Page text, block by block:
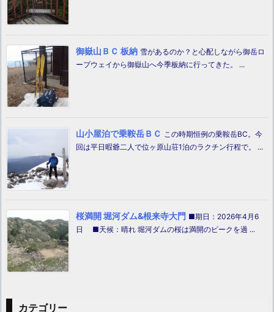
御嶽山ＢＣ 板納 雪があるのか？と心配しながら御岳ロ
ープウェイから御嶽山へ今季板納に行ってきた。 ...
山小屋泊で乗鞍岳ＢＣ この時期恒例の乗鞍岳BC。今
回は平日暇爺二人で位ヶ原山荘1泊のラクチン行程で。 ...
桜満開 堀河ダム&根来寺大門 ■期日：2026年4月6
日 ■天候：晴れ 堀河ダムの桜は満開のピークを過 ...
カテゴリー